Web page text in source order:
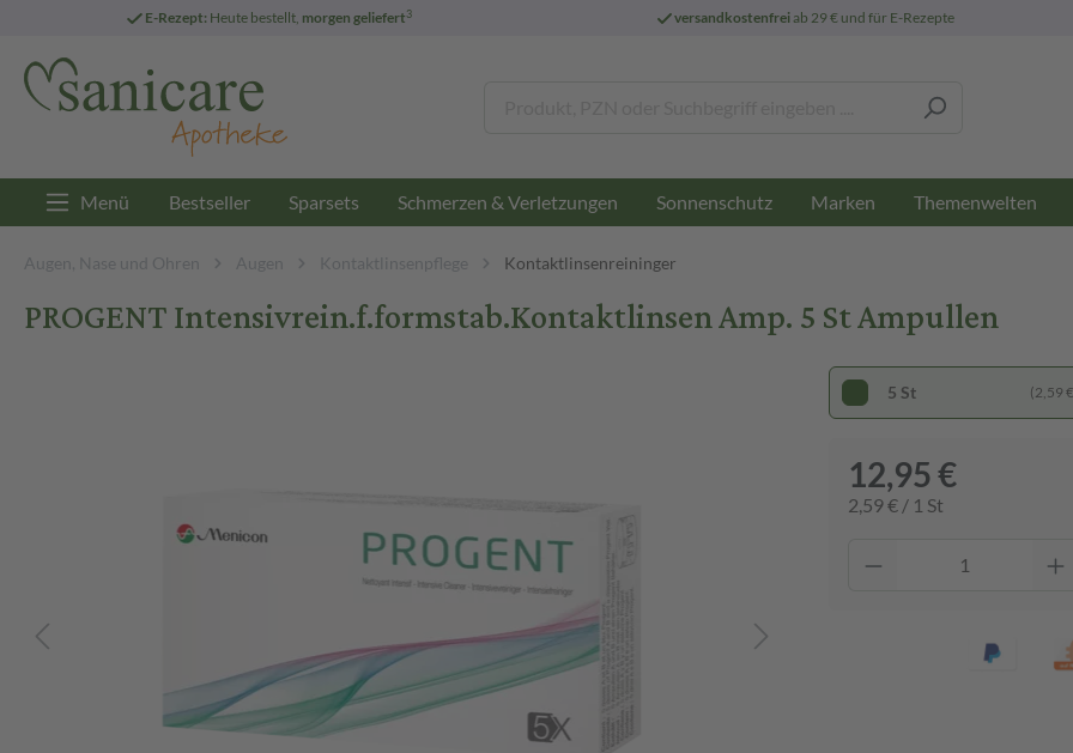
E-Rezept: Heute bestellt, morgen geliefert3 versandkostenfreiab 29 € und für E-Rezepte
Menü Bestseller Sparsets Schmerzen & Verletzungen Sonnenschutz Marken Themenwelten
Augen, Nase und Ohren Augen Kontaktlinsenpflege Kontaktlinsenreininger
PROGENT Intensivrein.f.formstab.Kontaktlinsen Amp. 5 St Ampullen
5 St (2,59
12,95 €
2,59 € / 1 St